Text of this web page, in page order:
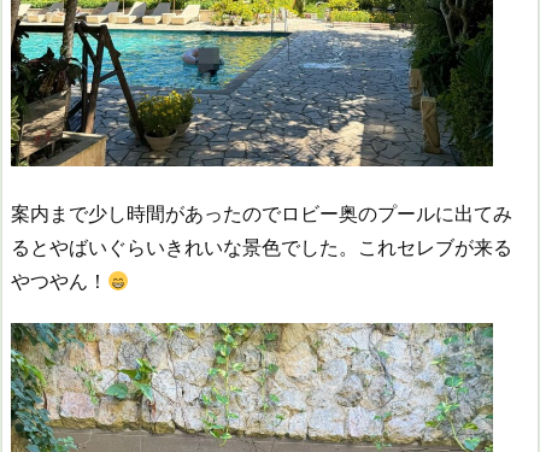
案内まで少し時間があったのでロビー奥のプールに出てみ
るとやばいぐらいきれいな景色でした。これセレブが来る
やつやん！